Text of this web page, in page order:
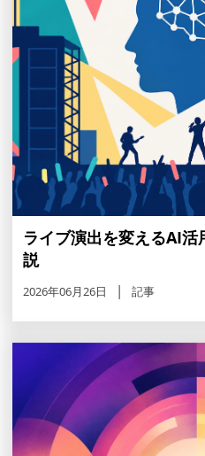
ライブ演出を変えるAI
説
2026年06月26日 記事